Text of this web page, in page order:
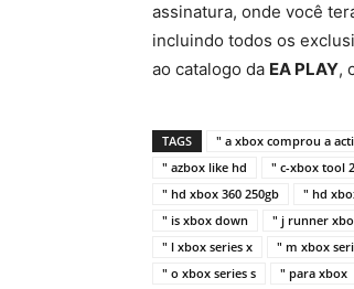
assinatura, onde você
incluindo todos os
ao catalogo da EA PLAY,
TAGS " a xbox comprou a
" azbox like hd
" c-xbox tool
" hd xbox 360 250gb
" hd
" is xbox down
" j runner
" l xbox series x
" m xbox
" o xbox series s
" para xbox